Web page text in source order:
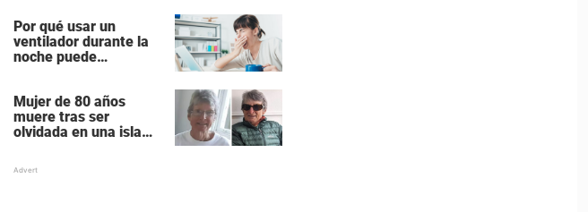
de siete miembros
Por qué usar un
ventilador durante la
noche puede
Mujer de 80 años
muere tras ser
olvidada en una isla